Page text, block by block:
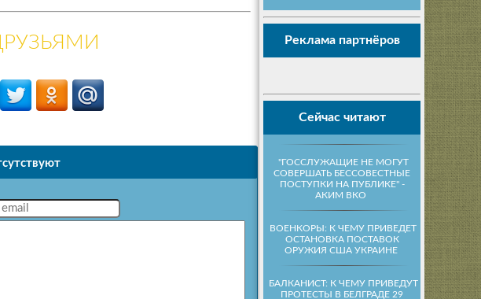
Реклама партнёров
Сейчас читают
"ГОССЛУЖАЩИЕ НЕ МОГУТ
СОВЕРШАТЬ БЕССОВЕСТНЫЕ
ПОСТУПКИ НА ПУБЛИКЕ" -
АКИМ ВКО
ВОЕНКОРЫ: К ЧЕМУ ПРИВЕДЕТ
ОСТАНОВКА ПОСТАВОК
ОРУЖИЯ США УКРАИНЕ
БАЛКАНИСТ: К ЧЕМУ ПРИВЕДУТ
ПРОТЕСТЫ В БЕЛГРАДЕ 29